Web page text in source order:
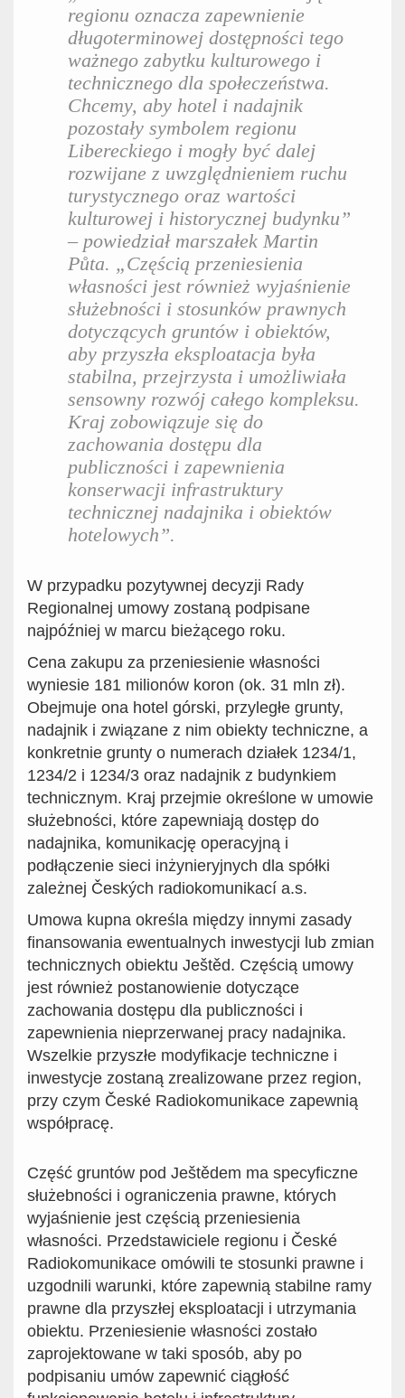
regionu oznacza zapewnienie
długoterminowej dostępności tego
ważnego zabytku kulturowego i
technicznego dla społeczeństwa.
Chcemy, aby hotel i nadajnik
pozostały symbolem regionu
Libereckiego i mogły być dalej
rozwijane z uwzględnieniem ruchu
turystycznego oraz wartości
kulturowej i historycznej budynku”
– powiedział marszałek Martin
Půta. „Częścią przeniesienia
własności jest również wyjaśnienie
służebności i stosunków prawnych
dotyczących gruntów i obiektów,
aby przyszła eksploatacja była
stabilna, przejrzysta i umożliwiała
sensowny rozwój całego kompleksu.
Kraj zobowiązuje się do
zachowania dostępu dla
publiczności i zapewnienia
konserwacji infrastruktury
technicznej nadajnika i obiektów
hotelowych”.
W przypadku pozytywnej decyzji Rady
Regionalnej umowy zostaną podpisane
najpóźniej w marcu bieżącego roku.
Cena zakupu za przeniesienie własności
wyniesie 181 milionów koron (ok. 31 mln zł).
Obejmuje ona hotel górski, przyległe grunty,
nadajnik i związane z nim obiekty techniczne, a
konkretnie grunty o numerach działek 1234/1,
1234/2 i 1234/3 oraz nadajnik z budynkiem
technicznym. Kraj przejmie określone w umowie
służebności, które zapewniają dostęp do
nadajnika, komunikację operacyjną i
podłączenie sieci inżynieryjnych dla spółki
zależnej Českých radiokomunikací a.s.
Umowa kupna określa między innymi zasady
finansowania ewentualnych inwestycji lub zmian
technicznych obiektu Ještěd. Częścią umowy
jest również postanowienie dotyczące
zachowania dostępu dla publiczności i
zapewnienia nieprzerwanej pracy nadajnika.
Wszelkie przyszłe modyfikacje techniczne i
inwestycje zostaną zrealizowane przez region,
przy czym České Radiokomunikace zapewnią
współpracę.
Część gruntów pod Ještědem ma specyficzne
służebności i ograniczenia prawne, których
wyjaśnienie jest częścią przeniesienia
własności. Przedstawiciele regionu i České
Radiokomunikace omówili te stosunki prawne i
uzgodnili warunki, które zapewnią stabilne ramy
prawne dla przyszłej eksploatacji i utrzymania
obiektu. Przeniesienie własności zostało
zaprojektowane w taki sposób, aby po
podpisaniu umów zapewnić ciągłość